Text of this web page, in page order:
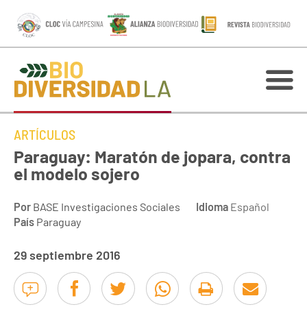
ARTÍCULOS
Paraguay: Maratón de jopara, contra
el modelo sojero
Por BASE Investigaciones Sociales Idioma Español
País Paraguay
29 septiembre 2016